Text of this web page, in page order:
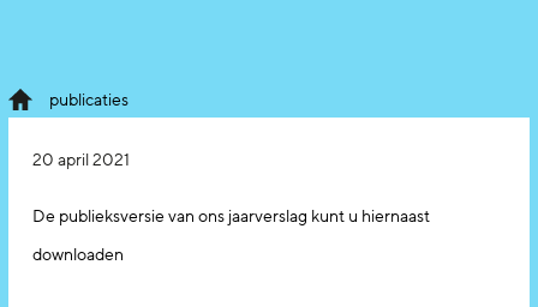
publicaties
20 april 2021
De publieksversie van ons jaarverslag kunt u hiernaast
downloaden